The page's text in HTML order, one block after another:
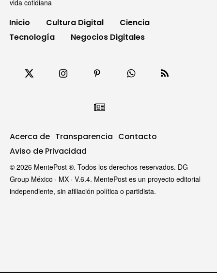
vida cotidiana
Inicio Cultura Digital
Ciencia
Tecnología
Negocios Digitales
Acerca de Transparencia Contacto
Aviso de Privacidad
© 2026 MentePost ®. Todos los derechos reservados. DG
Group México · MX · V.6.4. MentePost es un proyecto editorial
independiente, sin afiliación política o partidista.